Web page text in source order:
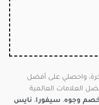
واحصلي على أفضل
العلامات العالمية
وجوه، سيفورا، نايس